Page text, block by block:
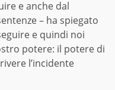
e anche dal
– ha spiegato
e quindi noi
potere: il potere di
l’incidente